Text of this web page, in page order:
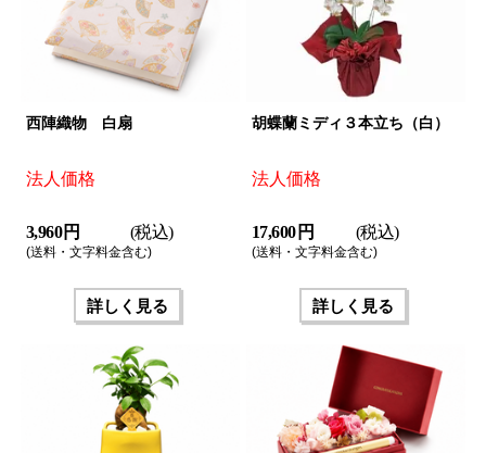
西陣織物 白扇
法人価格
3,960 円 (税込)
(送料・文字料金含む)
詳しく見る
胡蝶蘭ミディ３本立ち（白）
法人価格
17,600 円 (税込)
(送料・文字料金含む)
詳しく見る